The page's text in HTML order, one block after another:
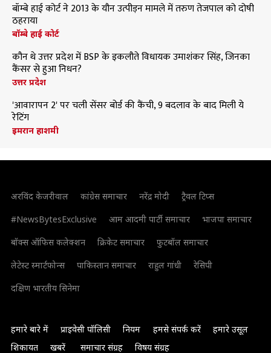
बॉम्बे हाई कोर्ट ने 2013 के यौन उत्पीड़न मामले में तरुण तेजपाल को दोषी
ठहराया
बॉम्बे हाई कोर्ट
कौन थे उत्तर प्रदेश में BSP के इकलौते विधायक उमाशंकर सिंह, जिनका
कैंसर से हुआ निधन?
उत्तर प्रदेश
'आवारापन 2' पर चली सेंसर बोर्ड की कैंची, 9 बदलाव के बाद मिली ये
रेटिंग
इमरान हाशमी
अरविंद केजरीवाल कांग्रेस समाचार नरेंद्र मोदी
ट्रैवल टिप्स
#NewsBytesExclusive
आम आदमी पार्टी समाचार
भाजपा समाचार
बॉक्स ऑफिस कलेक्शन
क्रिकेट समाचार
फुटबॉल समाचार
लेटेस्ट स्मार्टफोन्स
पाकिस्तान समाचार राहुल गांधी
रेसिपी
दक्षिण भारतीय सिनेमा
हमारे बारे में प्राइवेसी पॉलिसी नियम हमसे संपर्क करें
हमारे उसूल
शिकायत
खबरें समाचार संग्रह विषय संग्रह